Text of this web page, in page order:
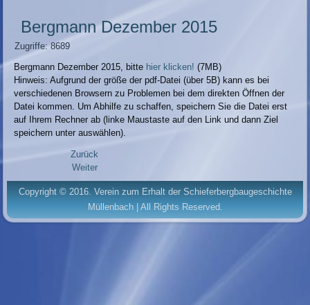
Bergmann Dezember 2015
Zugriffe: 8689
Bergmann Dezember 2015, bitte hier klicken!(7MB)
Hinweis: Aufgrund der größe der pdf-Datei (über 5B) kann es bei
verschiedenen Browsern zu Problemen bei dem direkten Öffnen der
Datei kommen. Um Abhilfe zu schaffen, speichern Sie die Datei erst
auf Ihrem Rechner ab (linke Maustaste auf den Link und dann Ziel
speichern unter auswählen).
Zurück
Weiter
Copyright © 2016. Verein zum Erhalt der Schieferbergbaugeschichte
Müllenbach | All Rights Reserved.